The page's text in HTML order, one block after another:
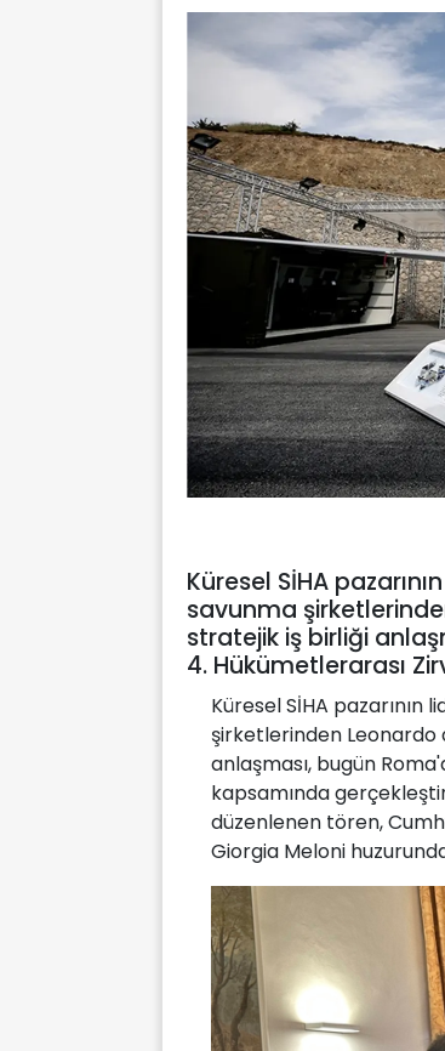
Küresel SİHA
savunma
stratejik iş birliği
4. Hükümetlerarası
Küresel SİHA pazarının
şirketlerinden Leonardo
anlaşması, bugün
kapsamında
düzenlenen tören,
Giorgia Meloni